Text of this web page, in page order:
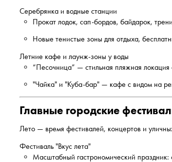
Серебрянка и водные станции
Прокат лодок, сап-бордов, байдарок,
Новые тенистые зоны для отдыха,
Летние кафе и лаунж-зоны у воды
“Песочница” — стильная пляжная
"Чайка" и "Куба-бар" — кафе с видом на
Главные городские
Лето — время фестивалей, концертов и
Фестиваль "Вкус лета"
Масштабный гастрономический праздник: